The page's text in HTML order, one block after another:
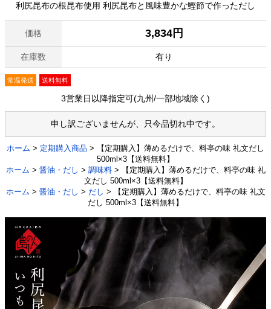
利尻昆布の根昆布使用 利尻昆布と風味豊かな鰹節で作っただし
価格 3,834円
在庫数 有り
常温発送 送料無料
3営業日以降指定可(九州/一部地域除く)
申し訳ございませんが、只今品切れ中です。
ホーム > 定期購入商品 > 【定期購入】薄めるだけで、料亭の味 礼文だし
500ml×3【送料無料】
ホーム > 醤油・だし > 調味料> 【定期購入】薄めるだけで、料亭の味 礼
文だし 500ml×3【送料無料】
ホーム > 醤油・だし > だし > 【定期購入】薄めるだけで、料亭の味 礼文
だし 500ml×3【送料無料】